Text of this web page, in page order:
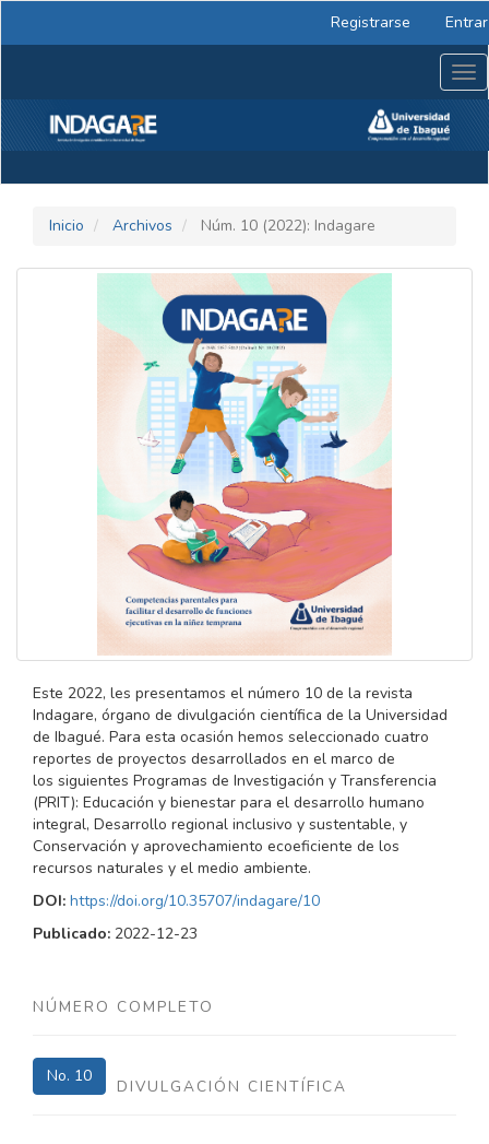
lateral
Registrarse Entrar
Inicio Archivos Núm. 10 (2022): Indagare
Este 2022, les presentamos el número 10 de la revista
Indagare, órgano de divulgación científica de la Universidad
de Ibagué. Para esta ocasión hemos seleccionado cuatro
reportes de proyectos desarrollados en el marco de
los siguientes Programas de Investigación y Transferencia
(PRIT): Educación y bienestar para el desarrollo humano
integral, Desarrollo regional inclusivo y sustentable, y
Conservación y aprovechamiento ecoeficiente de los
recursos naturales y el medio ambiente.
DOI: https://doi.org/10.35707/indagare/10
Publicado: 2022-12-23
NÚMERO COMPLETO
No. 10
DIVULGACIÓN CIENTÍFICA